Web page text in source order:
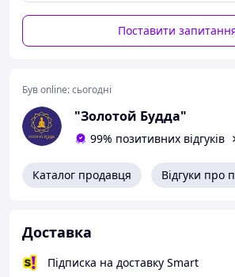
- Обличчя.
- Шия.
- Руки.
- Пальці.
- Спина.
- Стегна.
Масаж мідним шкребком
- Добре впливає на людину на
Поставити
Був online:сьогодні
"Золотой Будда"
99% позитивних відгуків
Каталог продавця Відгуки про
Доставка
Підписка на доставку Smart